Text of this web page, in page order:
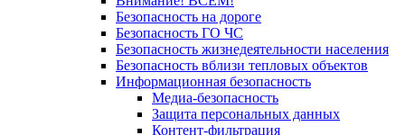
Безопасность на дороге
Безопасность ГО ЧС
Безопасность жизнедеятельности населения
Безопасность вблизи тепловых объектов
Информационная безопасность
Медиа-безопасность
Защита персональных данных
Контент-фильтрация